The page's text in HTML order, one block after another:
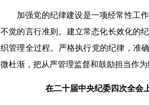
加强党的纪律建设是一项经常性工
不觉的言行准则。建立常态化长效化的
织管理全过程。严格执行党的纪律，准
微杜渐，把从严管理监督和鼓励担当作
在二十届中央纪委四次全会